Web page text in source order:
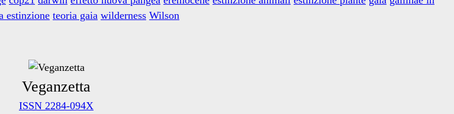
estinzione teoria gaia wilderness Wilson
Veganzetta
ISSN 2284-094X